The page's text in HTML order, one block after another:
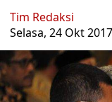
Tim Redaksi
Selasa, 24 Okt